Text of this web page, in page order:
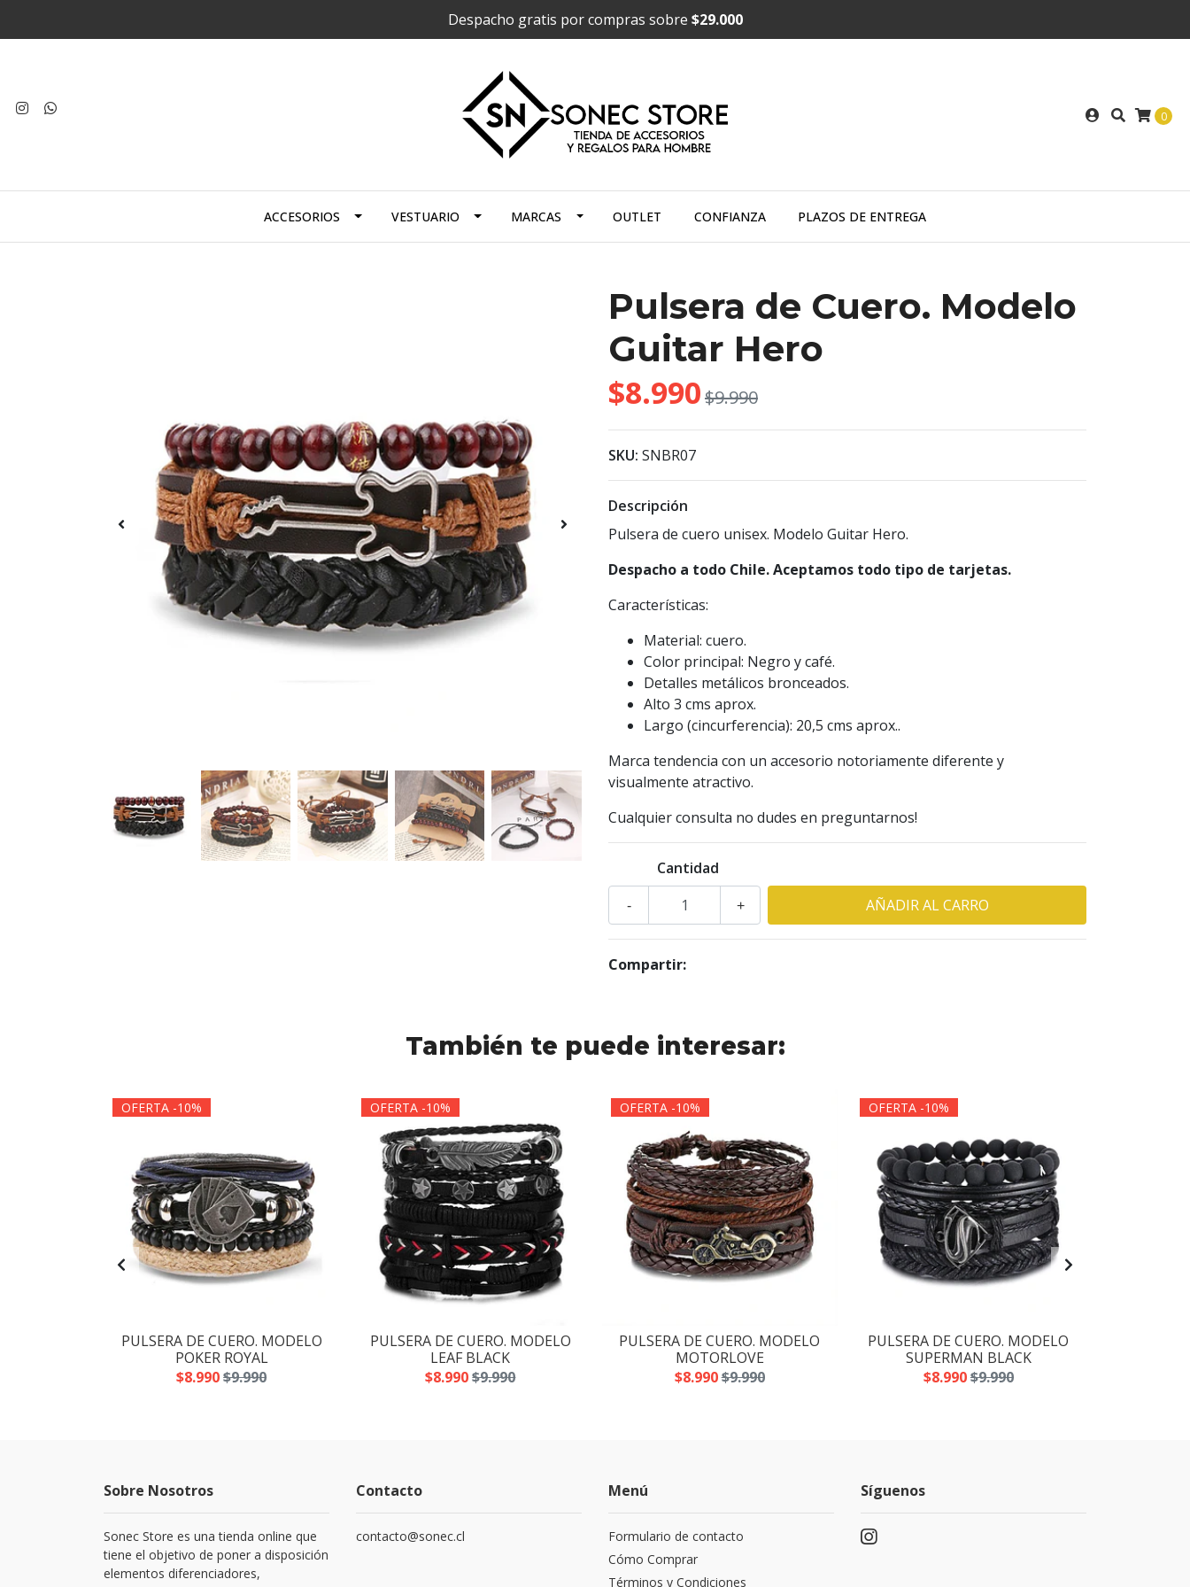
Despacho gratis por compras sobre $29.000
0
ACCESORIOS VESTUARIO MARCAS OUTLET CONFIANZA PLAZOS DE ENTREGA
Pulsera de Cuero. Modelo
Guitar Hero
$8.990$9.990
SKU: SNBR07
Descripción
Pulsera de cuero unisex. Modelo Guitar Hero.
Despacho a todo Chile. Aceptamos todo tipo de tarjetas.
Características:
Material: cuero.
Color principal: Negro y café.
Detalles metálicos bronceados.
Alto 3 cms aprox.
Largo (cincurferencia): 20,5 cms aprox..
Marca tendencia con un accesorio notoriamente diferente y
visualmente atractivo.
Cualquier consulta no dudes en preguntarnos!
Cantidad
+
-
Compartir:
También te puede interesar:
OFERTA -10%
PULSERA DE CUERO. MODELO
POKER ROYAL
$8.990$9.990
OFERTA -10%
PULSERA DE CUERO. MODELO
LEAF BLACK
$8.990$9.990
OFERTA -10%
PULSERA DE CUERO. MODELO
MOTORLOVE
$8.990$9.990
OFERTA -10%
PULSERA DE CUERO. MODELO
SUPERMAN BLACK
$8.990$9.990
Sobre Nosotros
Sonec Store es una tienda online que
tiene el objetivo de poner a disposición
elementos diferenciadores,
Contacto
contacto@sonec.cl
Menú
Formulario de contacto
Cómo Comprar
Términos y Condiciones
Síguenos